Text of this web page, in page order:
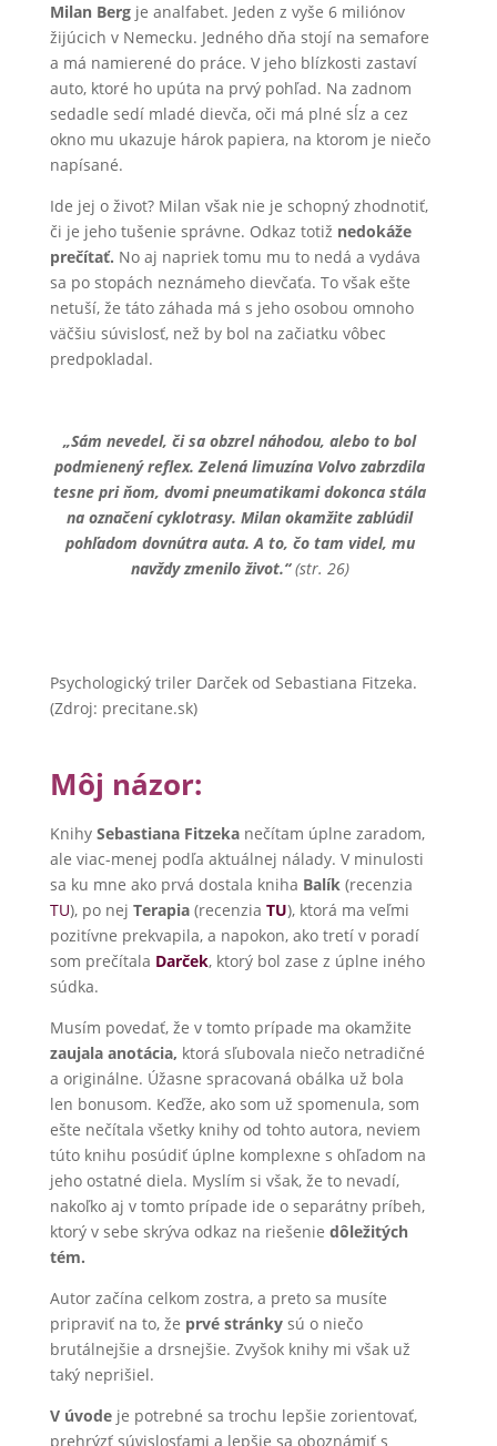
Milan Bergje analfabet. Jeden z vyše 6 miliónov
žijúcich v Nemecku. Jedného dňa stojí na semafore
a má namierené do práce. V jeho blízkosti zastaví
auto, ktoré ho upúta na prvý pohľad. Na zadnom
sedadle sedí mladé dievča, oči má plné sĺz a cez
okno mu ukazuje hárok papiera, na ktorom je niečo
napísané.
Ide jej o život? Milan však nie je schopný zhodnotiť,
či je jeho tušenie správne. Odkaz totiž nedokáže
prečítať. No aj napriek tomu mu to nedá a vydáva
sa po stopách neznámeho dievčaťa. To však ešte
netuší, že táto záhada má s jeho osobou omnoho
väčšiu súvislosť, než by bol na začiatku vôbec
predpokladal.
„Sám nevedel, či sa obzrel náhodou, alebo to bol
podmienený reflex. Zelená limuzína Volvo zabrzdila
tesne pri ňom, dvomi pneumatikami dokonca stála
na označení cyklotrasy. Milan okamžite zablúdil
pohľadom dovnútra auta. A to, čo tam videl, mu
navždy zmenilo život.“(str. 26)
Psychologický triler Darček od Sebastiana Fitzeka.
(Zdroj: precitane.sk)
Môj názor:
Knihy Sebastiana Fitzekanečítam úplne zaradom,
ale viac-menej podľa aktuálnej nálady. V minulosti
sa ku mne ako prvá dostala kniha Balík(recenzia
TU), po nej Terapia(recenzia TU), ktorá ma veľmi
pozitívne prekvapila, a napokon, ako tretí v poradí
som prečítala Darček, ktorý bol zase z úplne iného
súdka.
Musím povedať, že v tomto prípade ma okamžite
zaujala anotácia, ktorá sľubovala niečo netradičné
a originálne. Úžasne spracovaná obálka už bola
len bonusom. Keďže, ako som už spomenula, som
ešte nečítala všetky knihy od tohto autora, neviem
túto knihu posúdiť úplne komplexne s ohľadom na
jeho ostatné diela. Myslím si však, že to nevadí,
nakoľko aj v tomto prípade ide o separátny príbeh,
ktorý v sebe skrýva odkaz na riešenie dôležitých
tém.
Autor začína celkom zostra, a preto sa musíte
pripraviť na to, že prvé stránkysú o niečo
brutálnejšie a drsnejšie. Zvyšok knihy mi však už
taký neprišiel.
V úvodeje potrebné sa trochu lepšie zorientovať,
prehrýzť súvislosťami a lepšie sa oboznámiť s